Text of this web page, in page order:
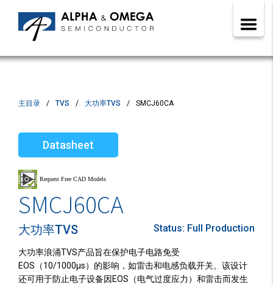
主目录 TVS 大功率TVS SMCJ60CA
Datasheet
SMCJ60CA
大功率TVS Status: Full Production
大功率浪涌TVS产品旨在保护电子电路免受
EOS（10/1000µs）的影响，如雷击和电感负载开关。该设计
还可用于防止电子设备因EOS（电气过度应力）和雷击而发生